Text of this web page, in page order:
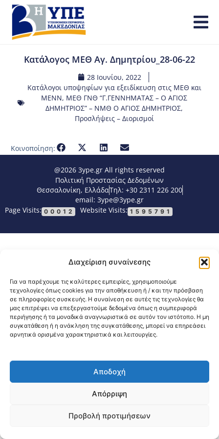
Διαχείριση συναίνεσης
Για να παρέχουμε τις καλύτερες εμπειρίες, χρησιμοποιούμε
τεχνολογίες όπως cookies για την αποθήκευση ή / και την πρόσβαση
σε πληροφορίες συσκευής. Η συναίνεση σε αυτές τις τεχνολογίες θα
μας επιτρέψει να επεξεργαστούμε δεδομένα όπως η συμπεριφορά
περιήγησης ή τα μοναδικά αναγνωριστικά σε αυτόν τον ιστότοπο. Η μη
συγκατάθεση ή η ανάκληση της συγκατάθεσης, μπορεί να επηρεάσει
αρνητικά ορισμένα χαρακτηριστικά και λειτουργίες.
Αποδοχή
Απόρριψη
Προβολή προτιμήσεων
Κατάλογος ΜΕΘ Αγ. Δημητρίου_28-06-22
28 Ιουνίου, 2022
Κατάλογοι υποψηφίων για εξειδίκευση στις ΜΕΘ και
ΜΕΝΝ, ΜΕΘ ΓΝΘ “Γ.ΓΕΝΝΗΜΑΤΑΣ – Ο ΑΓΙΟΣ
ΔΗΜΗΤΡΙΟΣ” – ΝΜΘ Ο ΑΓΙΟΣ ΔΗΜΗΤΡΙΟΣ,
Προσλήψεις – Διορισμοί
Κοινοποίηση:
@2026 3ype.gr All rights reserved
Πολιτική Προστασίας Δεδομένων
Θεσσαλονίκη, ΕλλάδαΤηλ: +30 2311 226 200
email: 3ype@3ype.gr
Page Visits: 00012 Website Visits: 1595791